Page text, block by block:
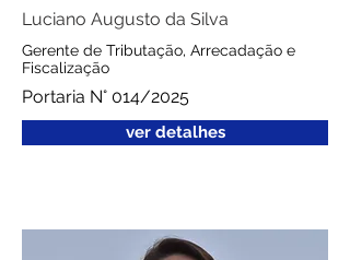
Luciano Augusto da Silva
Gerente de Tributação, Arrecadação e
Fiscalização
Portaria N° 014/2025
ver detalhes